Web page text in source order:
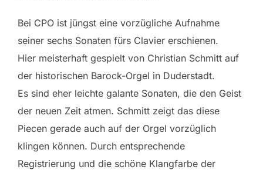
Bei CPO ist jüngst eine vorzügliche Aufnahme
seiner sechs Sonaten fürs Clavier erschienen.
Hier meisterhaft gespielt von Christian Schmitt auf
der historischen Barock-Orgel in Duderstadt.
Es sind eher leichte galante Sonaten, die den Geist
der neuen Zeit atmen. Schmitt zeigt das diese
Piecen gerade auch auf der Orgel vorzüglich
klingen können. Durch entsprechende
Registrierung und die schöne Klangfarbe der